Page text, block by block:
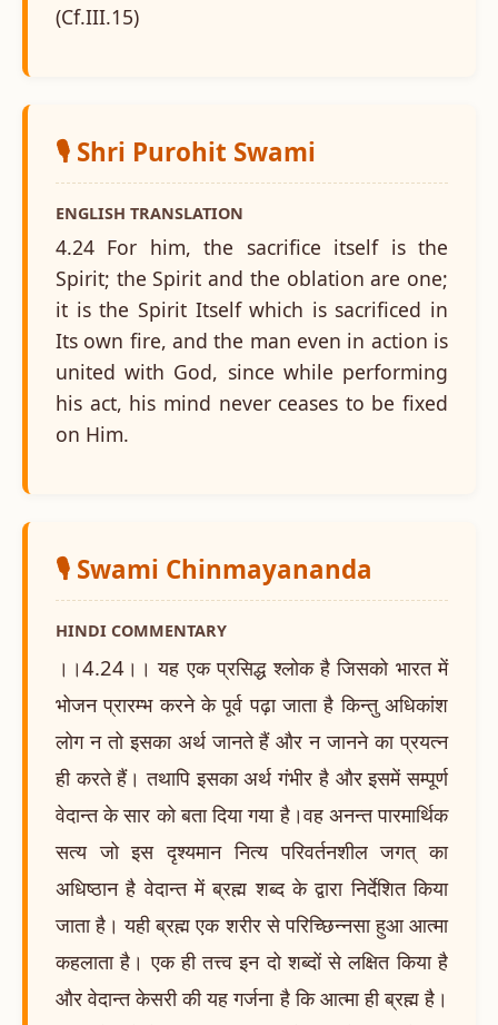
(Cf.III.15)
🎙️ Shri Purohit Swami
ENGLISH TRANSLATION
4.24 For him, the sacrifice itself is the
Spirit; the Spirit and the oblation are one;
it is the Spirit Itself which is sacrificed in
Its own fire, and the man even in action is
united with God, since while performing
his act, his mind never ceases to be fixed
on Him.
🎙️ Swami Chinmayananda
HINDI COMMENTARY
।।4.24।। यह एक प्रसिद्ध श्लोक है जिसको भारत में
भोजन प्रारम्भ करने के पूर्व पढ़ा जाता है किन्तु अधिकांश
लोग न तो इसका अर्थ जानते हैं और न जानने का प्रयत्न
ही करते हैं। तथापि इसका अर्थ गंभीर है और इसमें सम्पूर्ण
वेदान्त के सार को बता दिया गया है।वह अनन्त पारमार्थिक
सत्य जो इस दृश्यमान नित्य परिवर्तनशील जगत् का
अधिष्ठान है वेदान्त में ब्रह्म शब्द के द्वारा निर्देशित किया
जाता है। यही ब्रह्म एक शरीर से परिच्छिन्नसा हुआ आत्मा
कहलाता है। एक ही तत्त्व इन दो शब्दों से लक्षित किया है
और वेदान्त केसरी की यह गर्जना है कि आत्मा ही ब्रह्म है।